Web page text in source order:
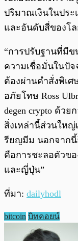
ปริมาณเงินในปร
และอันดับสี่ของโ
“การปรับฐานที่มีข
ความเชื่อมั่นในปัจ
ต้องผ่านคำสั่งพิเศ
อภัยโทษ Ross
degen crypto ด้ว
สิ่งเหล่านี้ส่วนใหญ่
รียญมีม นอกจากนี้
คือการชะลอตัวขอ
และญี่ปุ่น”
ที่มา: dailyhodl
bitcoin บิทคอยน์